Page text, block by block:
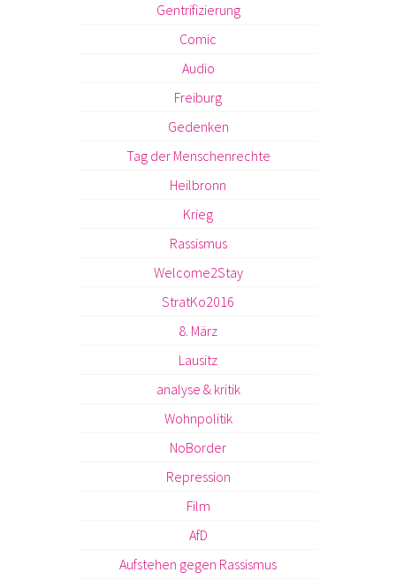
Gentrifizierung
Comic
Audio
Freiburg
Gedenken
Tag der Menschenrechte
Heilbronn
Krieg
Rassismus
Welcome2Stay
StratKo2016
8. März
Lausitz
analyse & kritik
Wohnpolitik
NoBorder
Repression
Film
AfD
Aufstehen gegen Rassismus